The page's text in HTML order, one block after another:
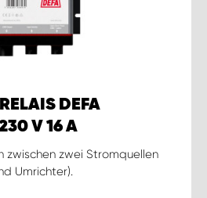
DEFA
V 16 A
zwei Stromquellen
Umrichter).